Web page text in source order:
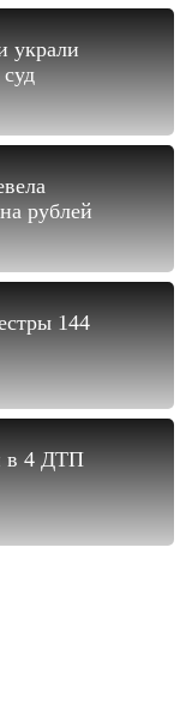
украли
рублей
144
в 4 ДТП